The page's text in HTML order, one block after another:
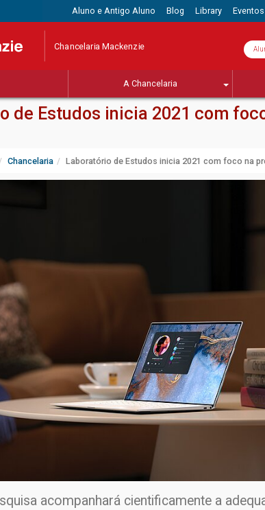
Aluno e Antigo Aluno Blog Library Eventos
Chancelaria Mackenzie
A Chancelaria
de Estudos inicia 2021 com
Chancelaria Laboratório de Estudos inicia 2021 com foco na
acompanhará cientificamente a